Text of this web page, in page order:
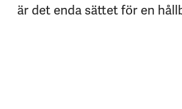
är det enda sättet för en